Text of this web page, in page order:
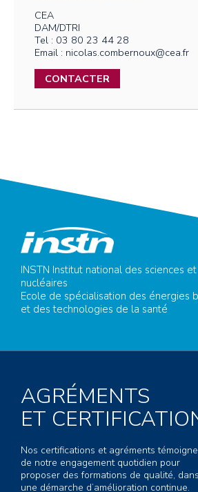
CEA
DAM/DTRI
Tel : 03 80 23 44 28
Email : nicolas.combernoux@cea.fr
CONTACTER
INSTN Institut national des sciences
nucléaires
Ecole de spécialisation des énergies
et des technologies de la santé
AGRÉMENTS
ET
Nos certifications et agréments
de notre engagement quotidien pour
proposer des formations de qualité, dans
une démarche d’amélioration continue.